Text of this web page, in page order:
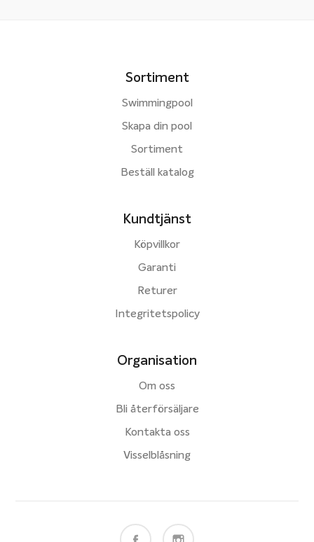
Sortiment
Swimmingpool
Skapa din pool
Sortiment
Beställ katalog
Kundtjänst
Köpvillkor
Garanti
Returer
Integritetspolicy
Organisation
Om oss
Bli återförsäljare
Kontakta oss
Visselblåsning